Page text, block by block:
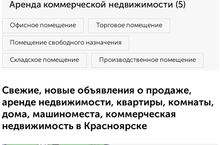
Аренда коммерческой недвижимости (5)
Офисное помещение Торговое помещение
Помещение свободного назначения
Складское помещение Производственное помещение
Свежие, новые объявления о продаже,
аренде недвижимости, квартиры, комнаты,
дома, машиноместа, коммерческая
недвижимость в Красноярске